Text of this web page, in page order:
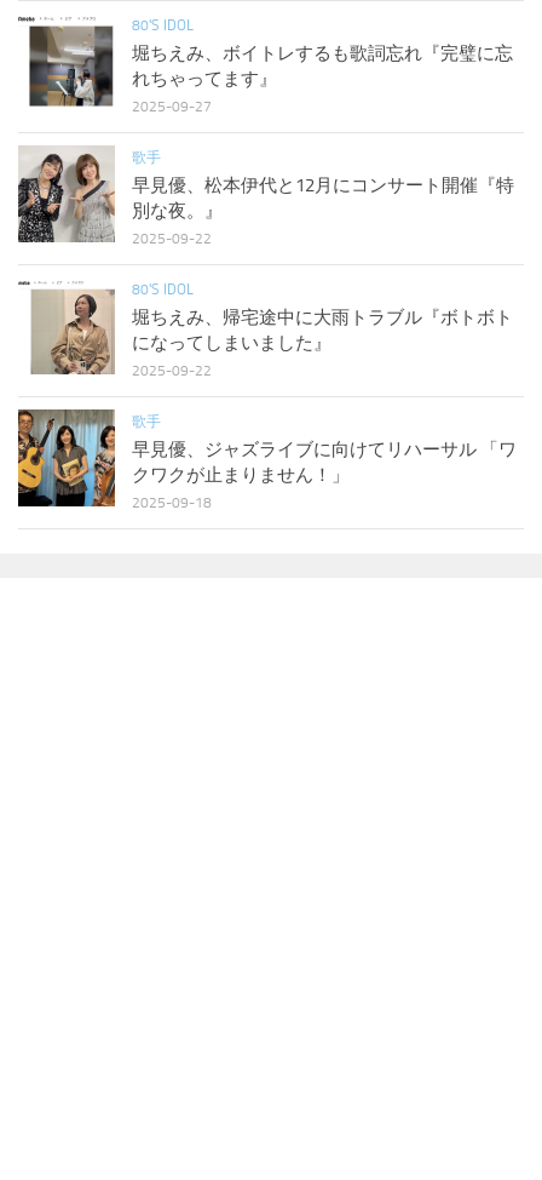
80'S IDOL
堀ちえみ、ボイトレするも歌詞忘れ『完璧に忘
れちゃってます』
2025-09-27
歌手
早見優、松本伊代と12月にコンサート開催『特
別な夜。』
2025-09-22
80'S IDOL
堀ちえみ、帰宅途中に大雨トラブル『ボトボト
になってしまいました』
2025-09-22
歌手
早見優、ジャズライブに向けてリハーサル 「ワ
クワクが止まりません！」
2025-09-18